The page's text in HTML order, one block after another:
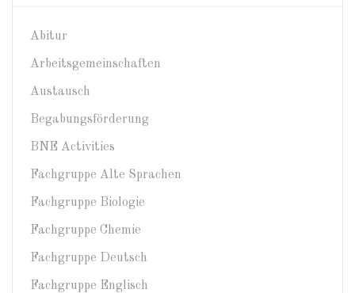
Abitur
Arbeitsgemeinschaften
Austausch
Begabungsförderung
BNE Activities
Fachgruppe Alte Sprachen
Fachgruppe Biologie
Fachgruppe Chemie
Fachgruppe Deutsch
Fachgruppe Englisch